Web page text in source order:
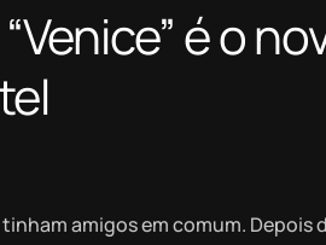
é o
amigos em comum.